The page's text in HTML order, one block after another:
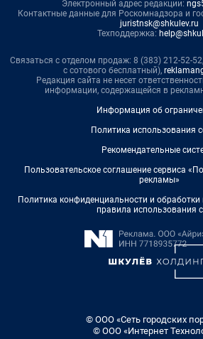
Электронный адрес редакции:
Контактные данные для Роскомнадзора и
juristnsk@shkulev.ru
Техподдержка:
Связаться с отделом продаж: 8 (383) 212-52-
с сотового бесплатный),
Редакция сайта не несет
информации, содержащейся в
Информация об
Политика использования
Рекомендательные
Пользовательское соглашение сервиса
рекламы»
Политика конфиденциальности и
правила использования
© ООО «Сеть городских
© ООО «Интернет